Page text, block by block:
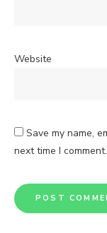
Website
Save my name,
next time I comment.